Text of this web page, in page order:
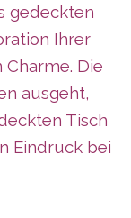
gedeckten
Ihrer
Die
ausgeht,
Tisch
Eindruck bei